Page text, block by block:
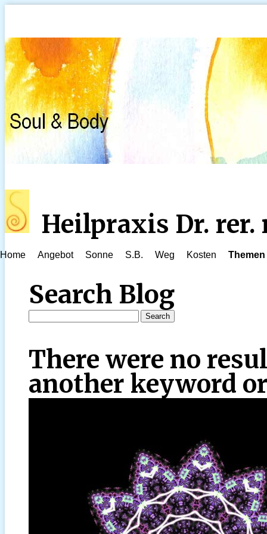
Heilpraxis Dr. rer.
Home Angebot Sonne S.B. Weg Kosten Themen
Search Blog
There were no
another keyword